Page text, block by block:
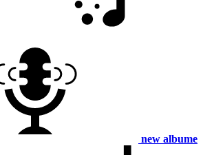
new albume